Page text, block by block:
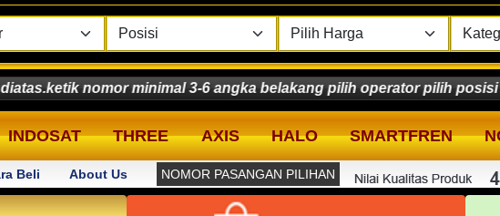
nomor minimal 3-6 angka belakang pilih operator pilih posisi
INDOSAT THREE AXIS HALO SMARTFREN
Beli About Us NOMOR PASANGAN PILIHAN